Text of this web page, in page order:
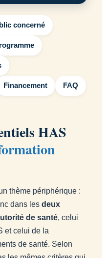
concerné
Financement FAQ
HAS
thème périphérique :
dans les deux
de santé, celui
et celui de la
de santé. Selon